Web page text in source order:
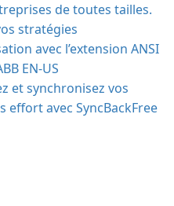
de toutes tailles.
stratégies
avec l’extension ANSI
EN-US
et synchronisez vos
effort avec SyncBackFree